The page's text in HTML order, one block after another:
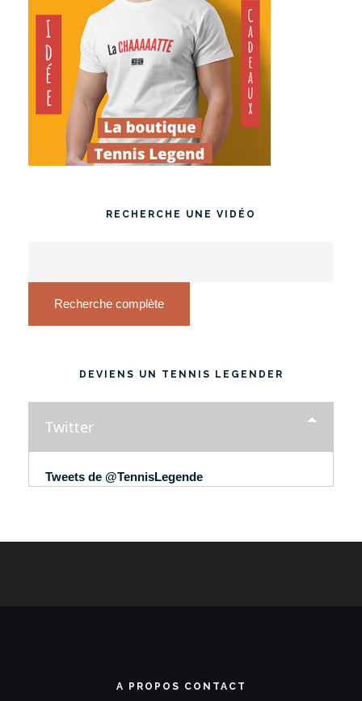
RECHERCHE UNE VIDÉO
Recherche complète
DEVIENS UN TENNIS LEGENDER
Twitter
Tweets de @TennisLegende
A PROPOS CONTACT